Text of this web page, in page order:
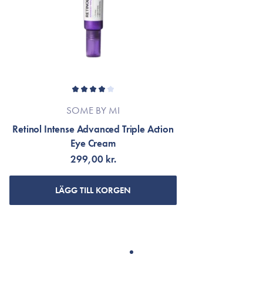
SOME BY MI
Retinol Intense Advanced Triple Action
Eye Cream
299,00 kr.
LÄGG TILL KORGEN